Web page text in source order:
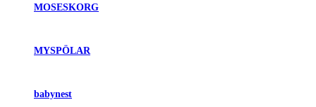
MOSESKORG
MYSPÖLAR
babynest